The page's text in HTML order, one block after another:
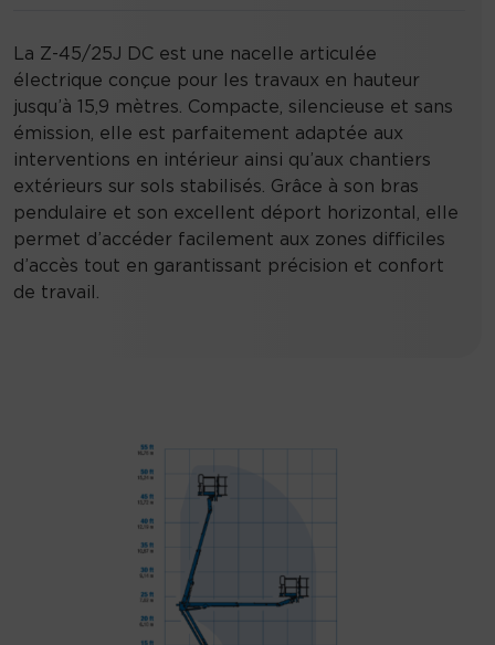
La Z-45/25J DC est une nacelle articulée
électrique conçue pour les travaux en hauteur
jusqu’à 15,9 mètres. Compacte, silencieuse et sans
émission, elle est parfaitement adaptée aux
interventions en intérieur ainsi qu’aux chantiers
extérieurs sur sols stabilisés. Grâce à son bras
pendulaire et son excellent déport horizontal, elle
permet d’accéder facilement aux zones difficiles
d’accès tout en garantissant précision et confort
de travail.